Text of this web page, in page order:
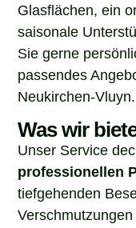
Glasflächen, ein
saisonale
Sie gerne
passendes
Neukirchen-Vluyn.
Was wir
Unser Service
professionellen
tiefgehenden